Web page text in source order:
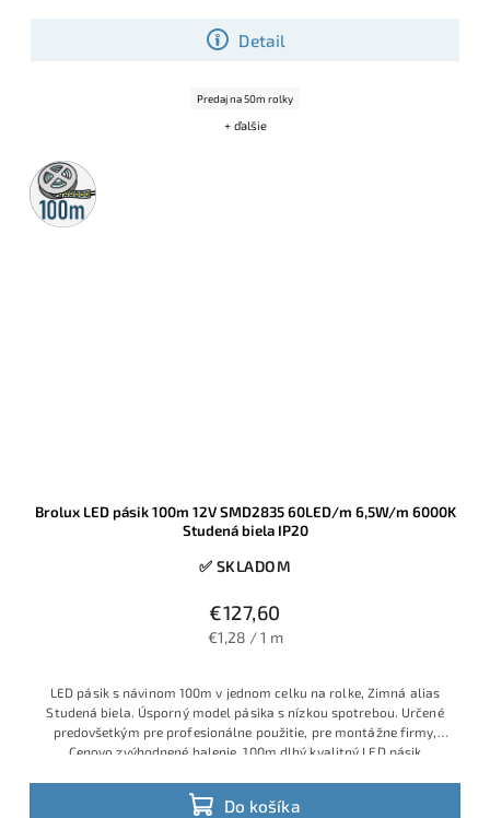
Detail
Predaj na 50m rolky
+ ďalšie
100m
rolka
Brolux LED pásik 100m 12V SMD2835 60LED/m 6,5W/m 6000K
Studená biela IP20
✅ SKLADOM
€127,60
€1,28 / 1 m
Do košíka
LED pásik s návinom 100m v jednom celku na rolke, Zimná alias
Studená biela. Úsporný model pásika s nízkou spotrebou. Určené
predovšetkým pre profesionálne použitie, pre montážne firmy,
Cenovo zvýhodnené balenie. 100m dlhý kvalitný LED pásik